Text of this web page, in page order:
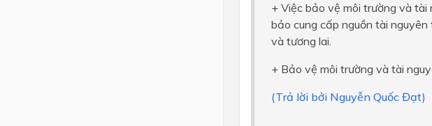
+ Việc bảo vệ môi trường và tài
bảo cung cấp nguồn tài
và tương lai.
+ Bảo vệ môi trường và tài
(Trả lời bởi Nguyễn Quốc Đạt)